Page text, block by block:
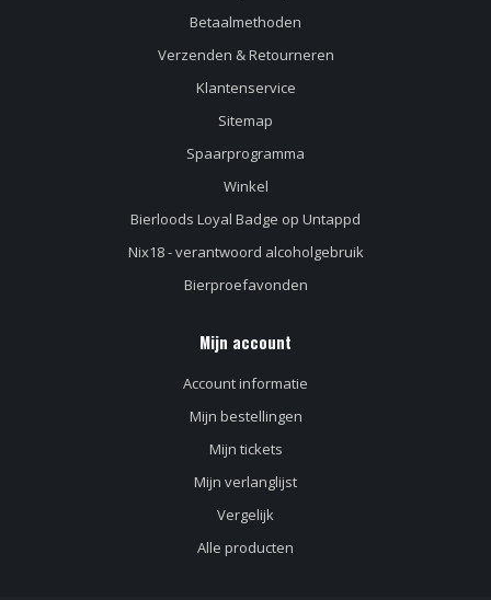
Betaalmethoden
Verzenden & Retourneren
Klantenservice
Sitemap
Spaarprogramma
Winkel
Bierloods Loyal Badge op Untappd
Nix18 - verantwoord alcoholgebruik
Bierproefavonden
Mijn account
Account informatie
Mijn bestellingen
Mijn tickets
Mijn verlanglijst
Vergelijk
Alle producten